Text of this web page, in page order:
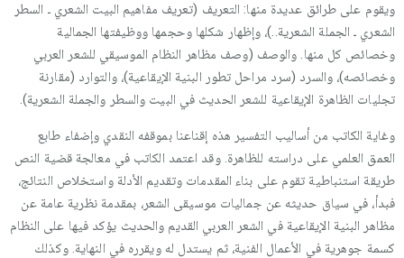
ويقوم على طرائق عديدة منها: التعريف (تعريف مفاهيم البيت الشعري ـ السطر
الشعري ـ الجملة الشعرية..)، وإظهار شكلها وحجمها ووظيفتها الجمالية
وخصائص كل منها. والوصف (وصف مظاهر النظام الموسيقي للشعر العربي
وخصائصه)، والسرد (سرد مراحل تطور البنية الإيقاعية)، والتوارد (مقارنة
تجليات الظاهرة الإيقاعية للشعر الحديث في البيت والسطر والجملة الشعرية).
وغاية الكاتب من أساليب التفسير هذه إقناعنا بموقفه النقدي وإضفاء طابع
العمق العلمي على دراسته للظاهرة. وقد اعتمد الكاتب في معالجة قضية النص
طريقة استنباطية تقوم على بناء المقدمات وتقديم الأدلة واستخلاص النتائج،
فبدأ، في سياق حديثه عن جماليات موسيقى الشعر، بمقدمة نظرية عامة عن
مظاهر البنية الإيقاعية في الشعر العربي القديم والحديث يؤكد فيها على النظام
كسمة جوهرية في الأعمال الفنية، ثم يستدل له ويقرره في النهاية. وكذلك